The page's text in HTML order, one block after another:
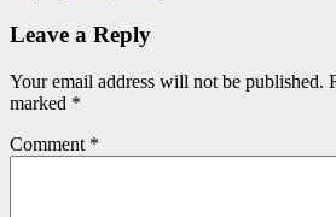
Leave a Reply
Your email address will not be published.
marked *
Comment *